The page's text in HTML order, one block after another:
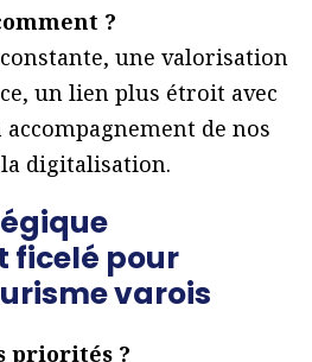
?
une valorisation
un lien plus étroit avec
de nos
digitalisation.
ficelé pour
varois
priorités ?